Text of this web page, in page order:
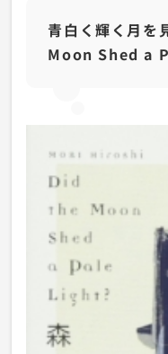
青白く輝く月
Moon Shed a